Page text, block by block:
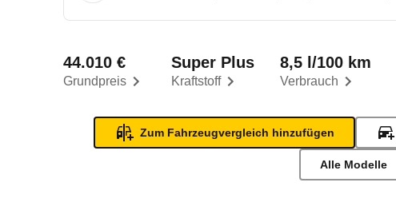
Grundpreis
44.010 €
Kraftstoff
Super Plus
Verbrauch
8,5 l/100 km
Zum Fahrzeugvergleich hinzufügen
Alle Modelle